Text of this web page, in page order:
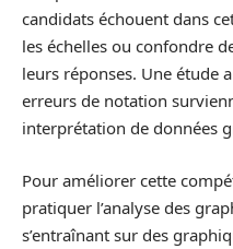
candidats échouent dans
les échelles ou confondre
leurs réponses. Une étude
erreurs de notation
interprétation de données
Pour améliorer cette
pratiquer l’analyse des
s’entraînant sur des